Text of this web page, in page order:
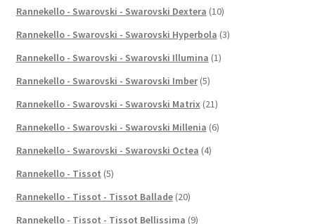
Rannekello - Swarovski - Swarovski Dextera (10)
Rannekello - Swarovski - Swarovski Hyperbola (3)
Rannekello - Swarovski - Swarovski Illumina (1)
Rannekello - Swarovski - Swarovski Imber (5)
Rannekello - Swarovski - Swarovski Matrix (21)
Rannekello - Swarovski - Swarovski Millenia (6)
Rannekello - Swarovski - Swarovski Octea (4)
Rannekello - Tissot (5)
Rannekello - Tissot - Tissot Ballade (20)
Rannekello - Tissot - Tissot Bellissima (9)